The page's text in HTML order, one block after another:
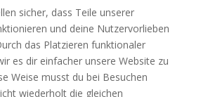
sicher, dass Teile unserer
und deine Nutzervorlieben
das Platzieren funktionaler
es dir einfacher unsere Website zu
Weise musst du bei Besuchen
wiederholt die gleichen